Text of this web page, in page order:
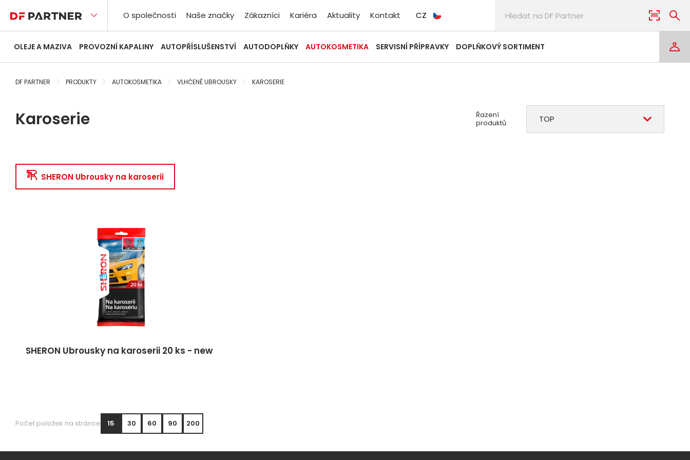
O společnosti Naše značky Zákazníci Kariéra Aktuality Kontakt CZ
OLEJE A MAZIVA PROVOZNÍ KAPALINY AUTOPŘÍSLUŠENSTVÍ AUTODOPLŇKY AUTOKOSMETIKA SERVISNÍ PŘÍPRAVKY DOPLŇKOVÝ SORTIMENT
DF PARTNER PRODUKTY AUTOKOSMETIKA VLHČENÉ UBROUSKY KAROSERIE
Karoserie
Řazení
produktů
TOP
SHERON Ubrousky na karoserii
SHERON Ubrousky na karoserii 20 ks - new
Počet položek na stránce 15 30 60 90 200